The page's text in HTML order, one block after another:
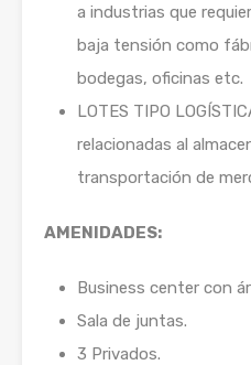
a industrias que
baja tensión como
bodegas, oficinas etc.
LOTES TIPO
relacionadas al
transportación de
AMENIDADES:
Business center con
Sala de juntas.
3 Privados.